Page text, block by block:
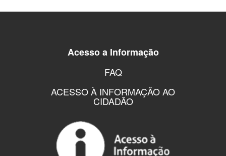
Acesso a Informação
FAQ
ACESSO À INFORMAÇÃO AO
CIDADÃO